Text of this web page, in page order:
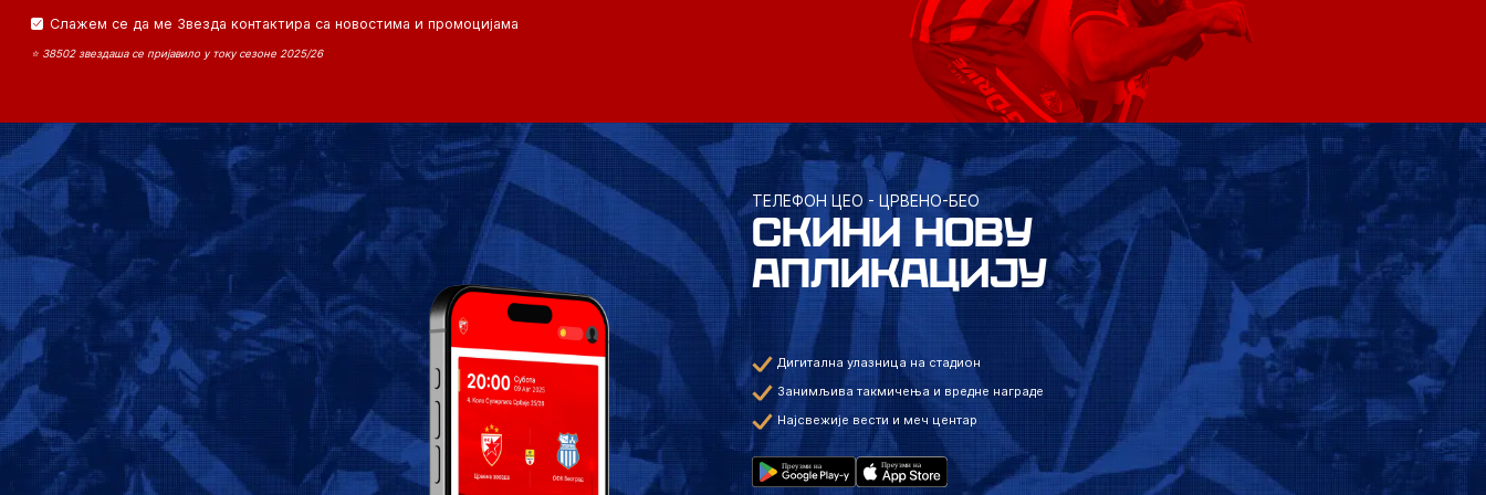
Слажем се да ме Звезда контактира са новостима и промоцијама
⭐ 38502 звездаша се пријавило у току сезоне 2025/26
ТЕЛЕФОН ЦЕО - ЦРВЕНО-БЕО
СКИНИ НОВУ
АПЛИКАЦИЈУ
Дигитална улазница на стадион
Занимљива такмичења и вредне награде
Најсвежије вести и меч центар